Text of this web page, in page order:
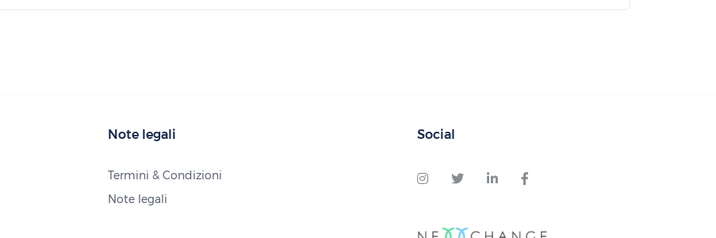
Note legali
Termini & Condizioni
Note legali
Social